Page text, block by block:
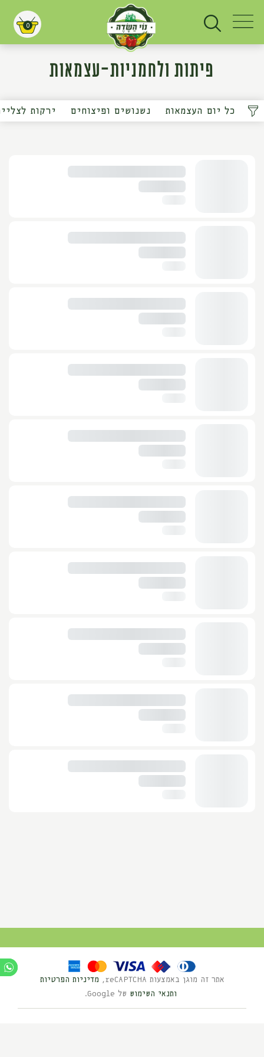
עגלת קניות
0
פיתות ולחמניות-עצמאות
כל יום העצמאות נשנושים ופיצוחים ירקות
אתר זה מוגן באמצעות reCAPTCHA,
מדיניות הפרטיות
ותנאי השימוש של Google.